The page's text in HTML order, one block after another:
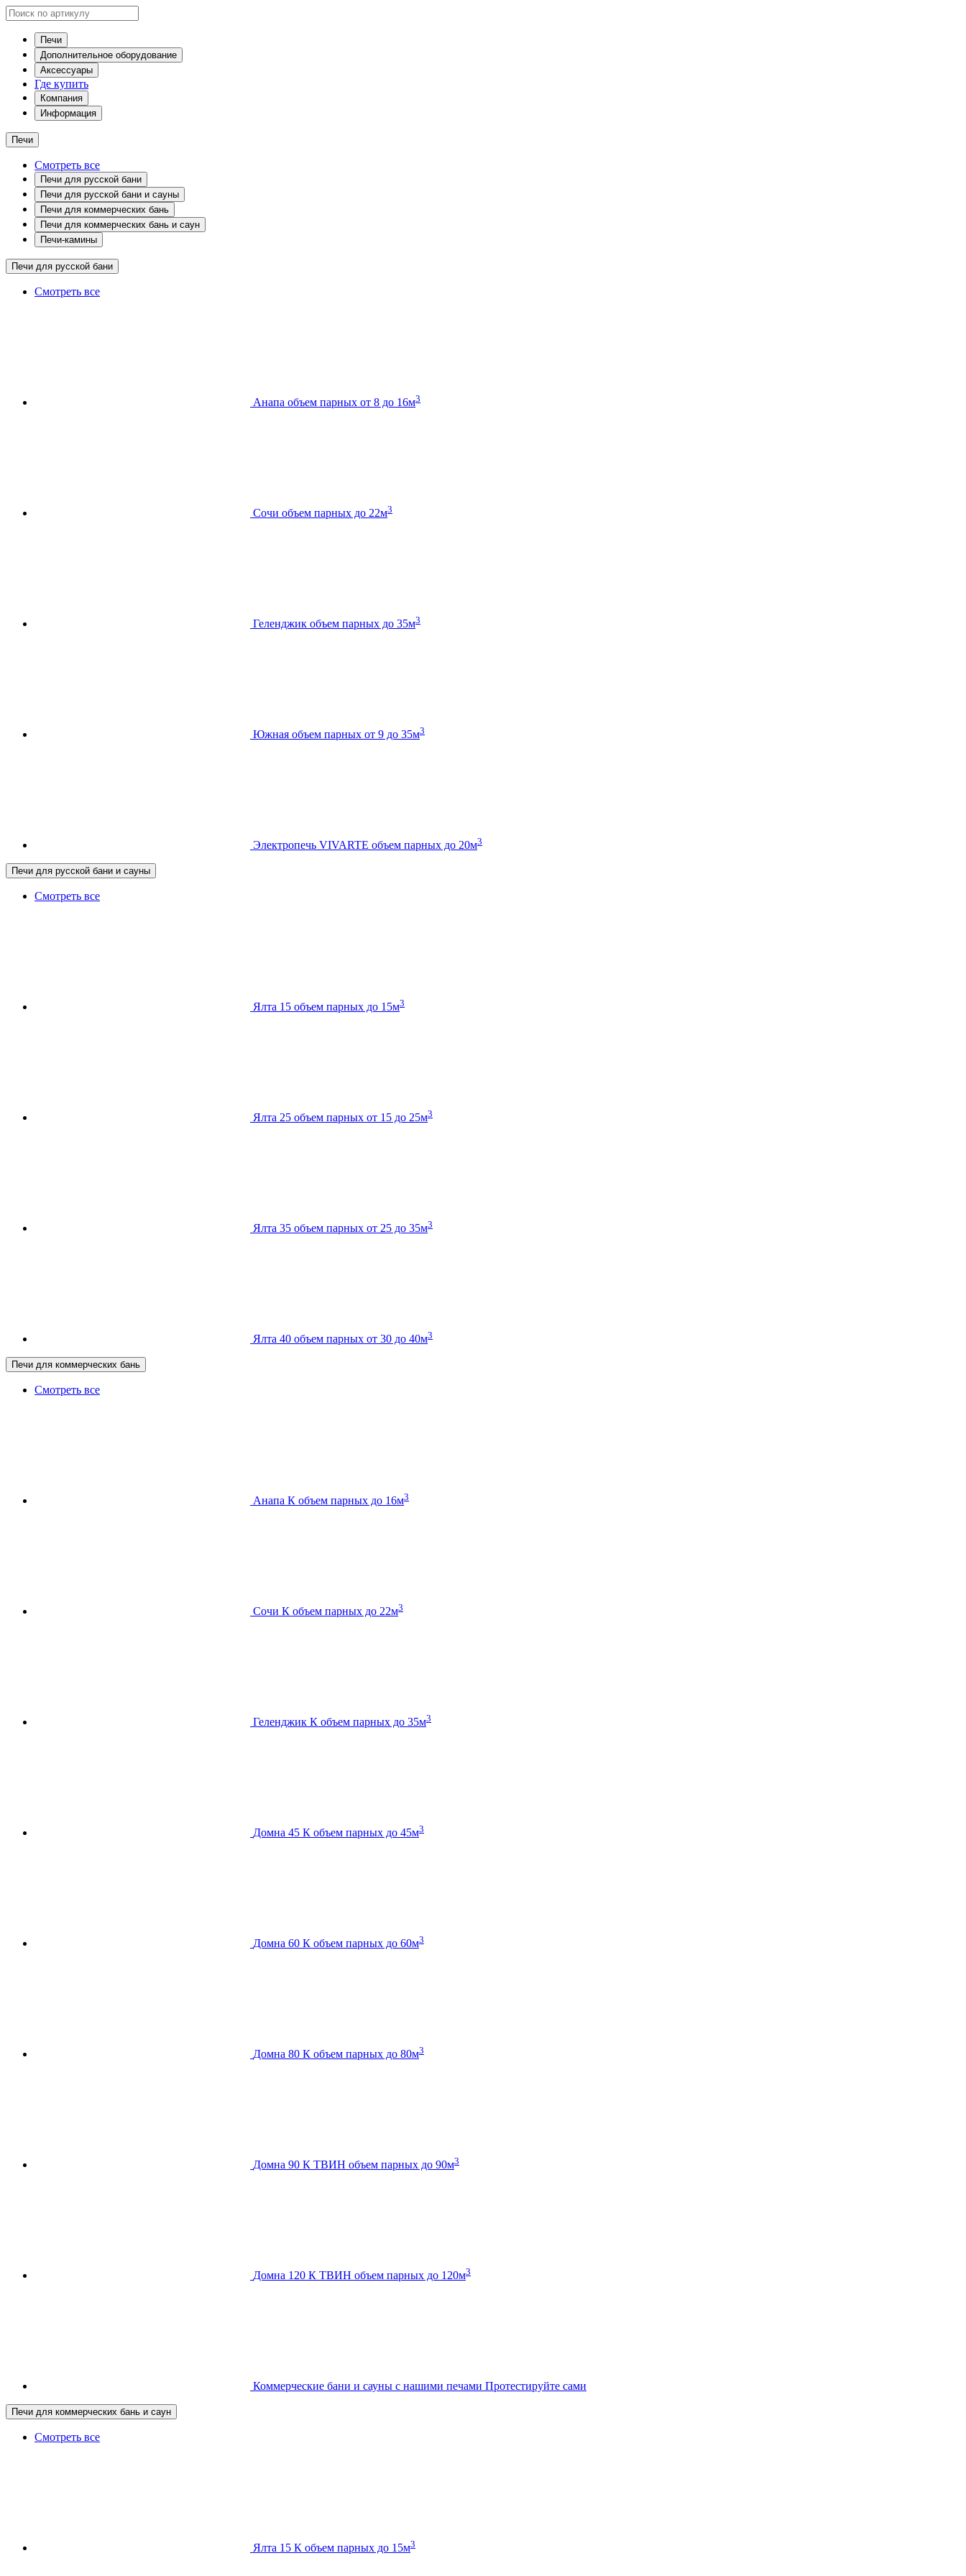
Печи
Дополнительное оборудование
Аксессуары
Где купить
Компания
Информация
Печи
Смотреть все
Печи для русской бани
Печи для русской бани и сауны
Печи для коммерческих бань
Печи для коммерческих бань и саун
Печи-камины
Печи для русской бани
Смотреть все
Анапа объем парных от 8 до 16м3
Сочи объем парных до 22м3
Геленджик объем парных до 35м3
Южная объем парных от 9 до 35м3
Электропечь VIVARTE объем парных до 20м3
Печи для русской бани и сауны
Смотреть все
Ялта 15 объем парных до 15м3
Ялта 25 объем парных от 15 до 25м3
Ялта 35 объем парных от 25 до 35м3
Ялта 40 объем парных от 30 до 40м3
Печи для коммерческих бань
Смотреть все
Анапа К объем парных до 16м3
Сочи К объем парных до 22м3
Геленджик К объем парных до 35м3
Домна 45 К объем парных до 45м3
Домна 60 К объем парных до 60м3
Домна 80 К объем парных до 80м3
Домна 90 К ТВИН объем парных до 90м3
Домна 120 К ТВИН объем парных до 120м3
Коммерческие бани и сауны с нашими печами Протестируйте сами
Печи для коммерческих бань и саун
Смотреть все
Ялта 15 К объем парных до 15м3